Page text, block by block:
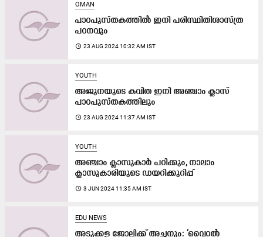
OMAN
പാ​ഠ​പു​സ്ത​ക​ത്തി​ൽ ഇ​നി പ​രി​സ്ഥി​തിശാ​സ്ത്ര
പ​ഠ​ന​വും
access_time 23 AUG 2024 10:32 AM IST
YOUTH
അജുനയുടെ കവിത ഇനി അഞ്ചാം ക്ലാസ്
പാഠപുസ്തകത്തിലും
access_time 23 AUG 2024 11:37 AM IST
YOUTH
അഞ്ചാം ക്ലാസുകാർ പഠിക്കും, നാലാം
ക്ലാസുകാരിയുടെ ഡയറിക്കുറിപ്പ്
access_time 3 JUN 2024 11:35 AM IST
EDU NEWS
അടുക്കള ജോലിക്ക് അച്ഛനും: ‘വൈറൽ